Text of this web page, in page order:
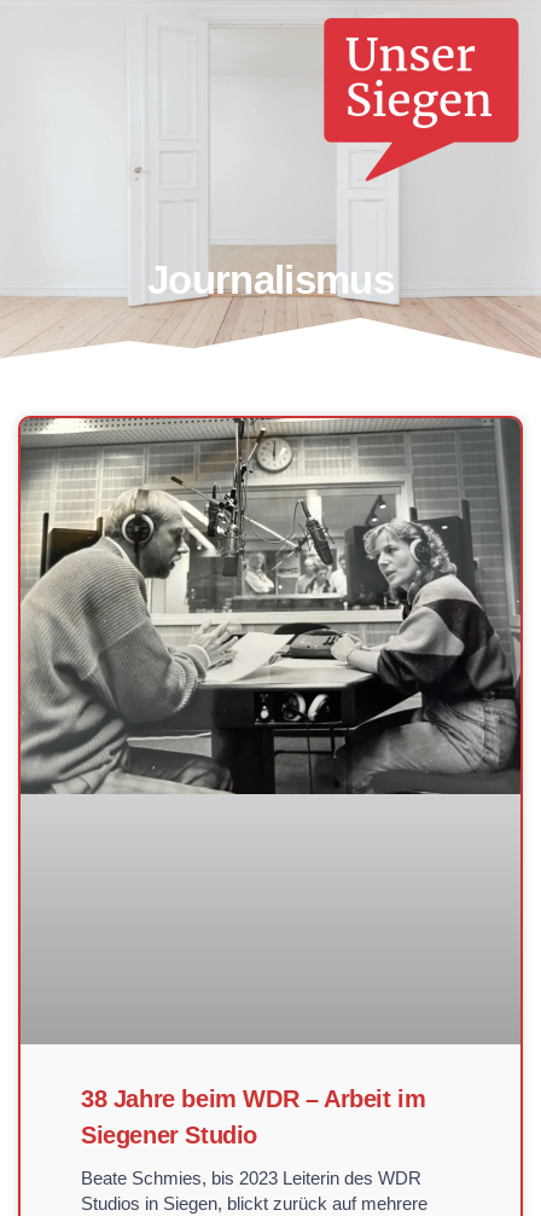
Journalismus
38 Jahre beim WDR – Arbeit im
Siegener Studio
Beate Schmies, bis 2023 Leiterin des WDR
Studios in Siegen, blickt zurück auf mehrere